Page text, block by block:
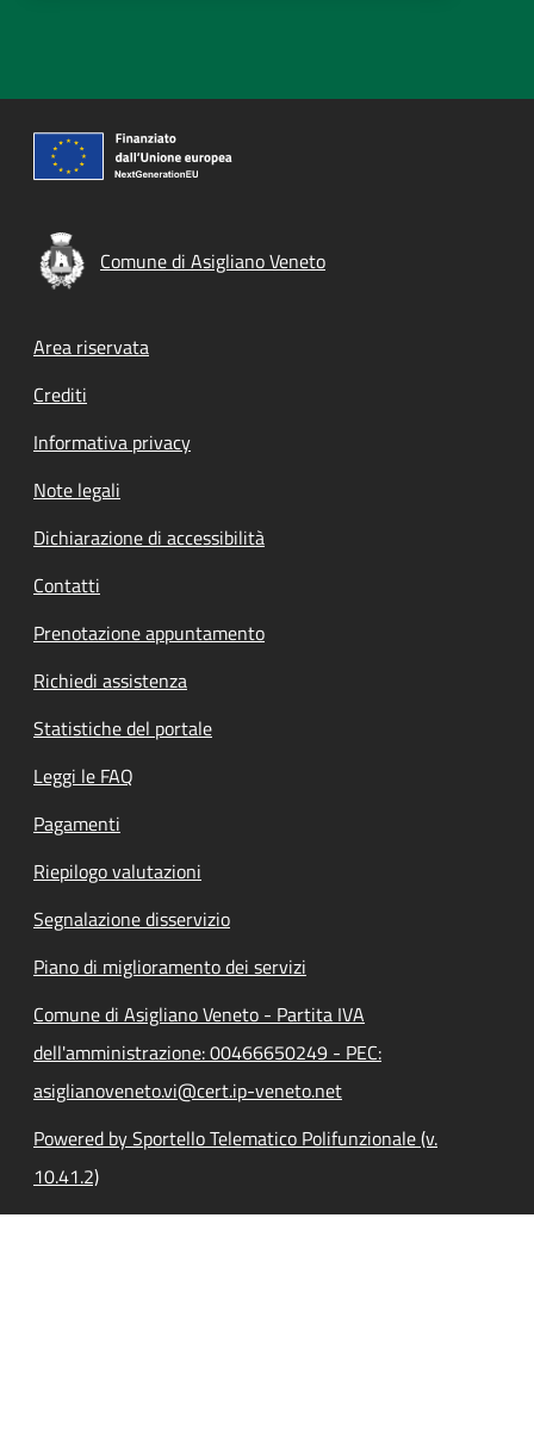
Comune di Asigliano Veneto
Footer menu
Area riservata
Crediti
Informativa privacy
Note legali
Dichiarazione di accessibilità
Contatti
Prenotazione appuntamento
Richiedi assistenza
Statistiche del portale
Leggi le FAQ
Pagamenti
Riepilogo valutazioni
Segnalazione disservizio
Piano di miglioramento dei servizi
Comune di Asigliano Veneto - Partita IVA
dell'amministrazione: 00466650249 - PEC:
asiglianoveneto.vi@cert.ip-veneto.net
Powered by Sportello Telematico Polifunzionale (v.
10.41.2)